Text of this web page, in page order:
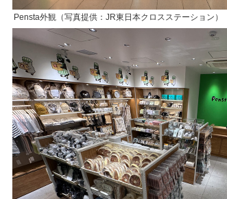
Pensta外観（写真提供：JR東日本クロスステーション）